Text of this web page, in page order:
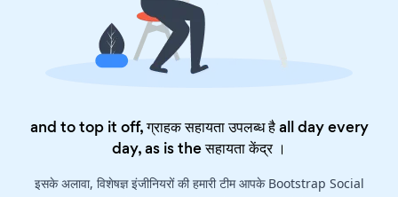
and to top it off, ग्राहक सहायता उपलब्ध है all day every
day, as is theसहायता केंद्र।
इसके अलावा, विशेषज्ञ इंजीनियरों की हमारी टीम आपके Bootstrap Social